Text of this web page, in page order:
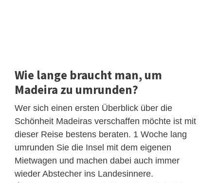
Wie lange braucht man, um
Madeira zu umrunden?
Wer sich einen ersten Überblick über die
Schönheit Madeiras verschaffen möchte ist mit
dieser Reise bestens beraten. 1 Woche lang
umrunden Sie die Insel mit dem eigenen
Mietwagen und machen dabei auch immer
wieder Abstecher ins Landesinnere.